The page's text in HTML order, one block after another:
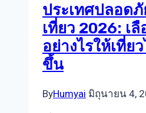
ประเทศปลอด
เที่ยว 2026: เ
อย่างไรให้เที่ย
ขึ้น
ByHumyai มิถุนายน 4,